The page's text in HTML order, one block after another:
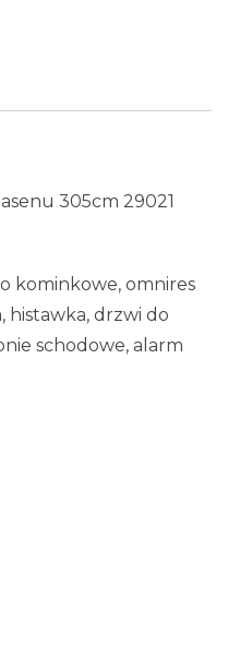
305cm 29021
kominkowe, omnires
histawka, drzwi do
schodowe, alarm